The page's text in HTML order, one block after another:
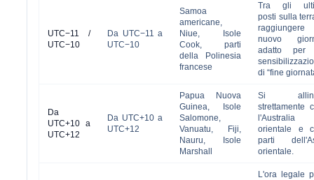
UTC−11 /
UTC−10
Da UTC−11 a
UTC−10
Samoa
americane,
Niue, Isole
Cook, parti
della Polinesia
francese
Tra gli
posti sulla
raggiungere
nuovo
adatto per
di “fine
Da
UTC+10 a
UTC+12
Da UTC+10 a
UTC+12
Papua Nuova
Guinea, Isole
Salomone,
Vanuatu, Fiji,
Nauru, Isole
Marshall
Si
strettamente
l'Australia
orientale e
parti
orientale.
L'ora legale